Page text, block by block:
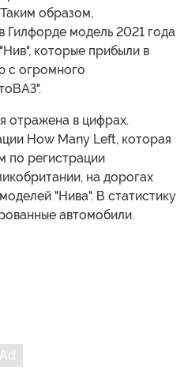
образом,
Гилфорде модель 2021 года
которые прибыли в
с огромного
отражена в цифрах.
How Many Left, которая
по регистрации
на дорогах
"Нива". В статистику
автомобили.